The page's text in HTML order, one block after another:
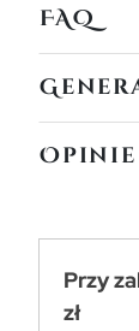
FAQ
Opinie
Przy
zł